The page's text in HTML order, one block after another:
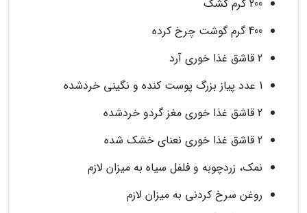
200 گرم کشک
400 گرم گوشت چرخ کرده
2 قاشق غذا خوری آرد
1 عدد پیاز بزرگ پوست کنده و نگینی خردشده
2 قاشق غذا خوری مغز گردو خردشده
2 قاشق غذا خوری نعنای خشک شده
نمک، زردچوبه و فلفل سیاه به میزان لازم
روغن سرخ کردنی به میزان لازم